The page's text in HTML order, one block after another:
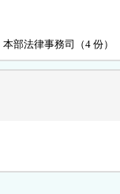
部法律事務司（4 份）